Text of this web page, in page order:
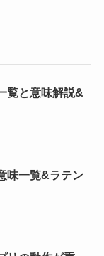
覧と意味解説&
味一覧&ラテン